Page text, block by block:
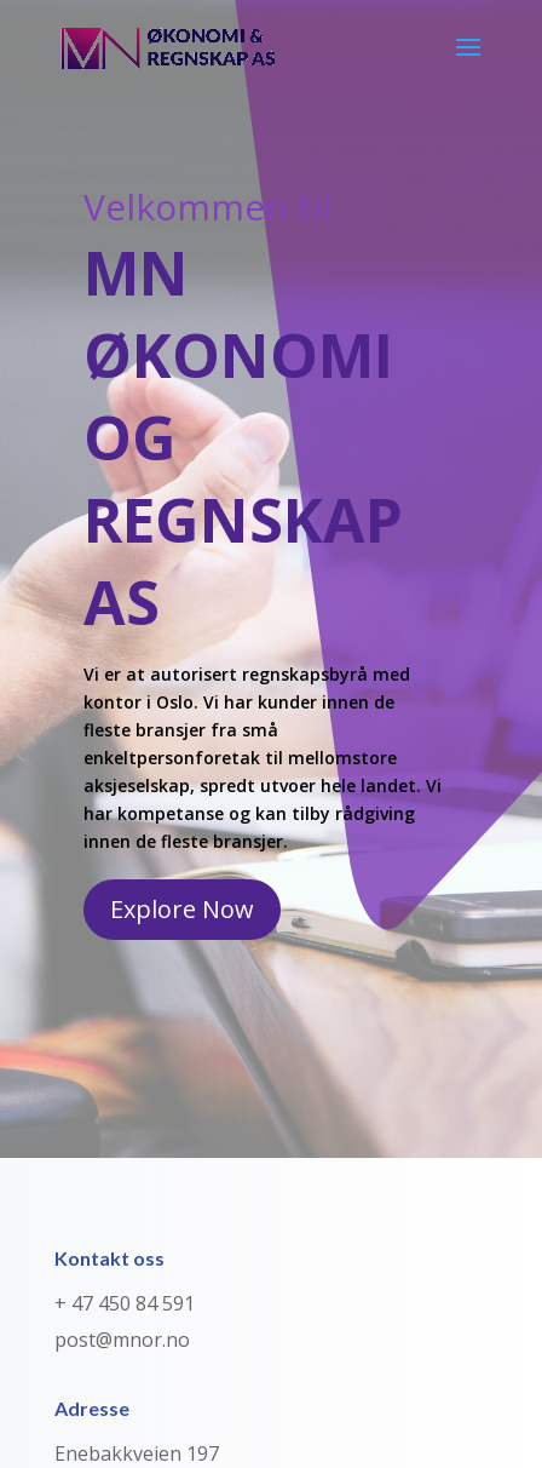
Velkommen til
MN
ØKONOMI
OG
REGNSKAP
AS
Vi er at autorisert regnskapsbyrå med
kontor i Oslo. Vi har kunder innen de
fleste bransjer fra små
enkeltpersonforetak til mellomstore
aksjeselskap, spredt utvoer hele landet. Vi
har kompetanse og kan tilby rådgiving
innen de fleste bransjer.
Explore Now
Kontakt oss
+ 47 450 84 591
post@mnor.no
Adresse
Enebakkveien 197